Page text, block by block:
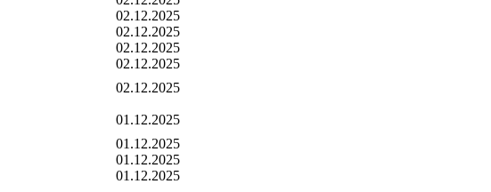
02.12.2025
02.12.2025
02.12.2025
02.12.2025
02.12.2025
01.12.2025
01.12.2025
01.12.2025
01.12.2025